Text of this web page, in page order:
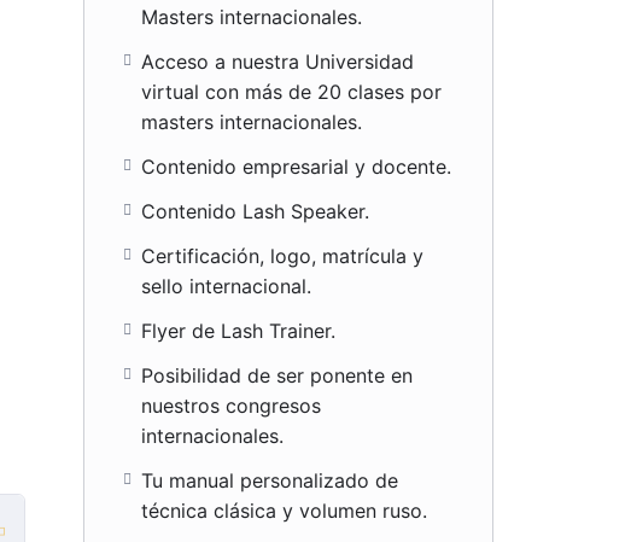
Masters internacionales.
Acceso a nuestra Universidad
virtual con más de 20 clases por
masters internacionales.
Contenido empresarial y docente.
Contenido Lash Speaker.
Certificación, logo, matrícula y
sello internacional.
Flyer de Lash Trainer.
Posibilidad de ser ponente en
nuestros congresos
internacionales.
Tu manual personalizado de
técnica clásica y volumen ruso.